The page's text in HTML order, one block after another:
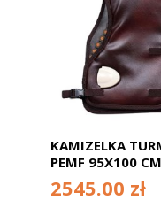
KAMIZELKA
PEMF 95X100
SUPER EFEKT !
3890 ZŁOTYCH
2545.00 zł